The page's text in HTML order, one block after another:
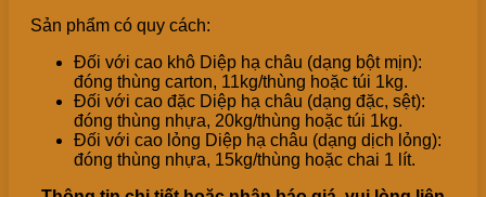
Sản phẩm có quy cách:
Đối với cao khô Diệp hạ châu (dạng bột mịn):
đóng thùng carton, 11kg/thùng hoặc túi 1kg.
Đối với cao đặc Diệp hạ châu (dạng đặc, sệt):
đóng thùng nhựa, 20kg/thùng hoặc túi 1kg.
Đối với cao lỏng Diệp hạ châu (dạng dịch lỏng):
đóng thùng nhựa, 15kg/thùng hoặc chai 1 lít.